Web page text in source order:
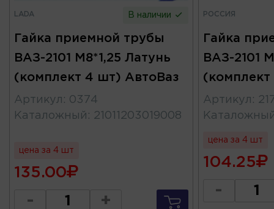
LADA В наличии
Гайка приемной трубы
ВАЗ-2101 М8*1,25 Латунь
(комплект 4 шт) АвтоВаз
Артикул : 0374
Каталожный : 21011203019008
цена за 4 шт
135.00
- +
РОССИЯ
Гайка
ВАЗ-2101
Артикул :
цена за 4 шт
104.25
-